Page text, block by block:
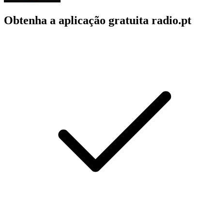
Obtenha a aplicação gratuita radio.pt